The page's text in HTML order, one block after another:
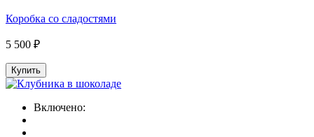
Коробка со сладостями
5 500 ₽
Купить
Включено: